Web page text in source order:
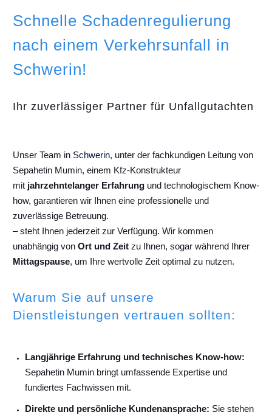
Schnelle Schadenregulierung
nach einem Verkehrsunfall in
Schwerin!
Ihr zuverlässiger Partner für Unfallgutachten
Unser Team in Schwerin, unter der fachkundigen Leitung von
Sepahetin Mumin, einem Kfz-Konstrukteur
mit jahrzehntelanger Erfahrung und technologischem Know-
how, garantieren wir Ihnen eine professionelle und
zuverlässige Betreuung.
– steht Ihnen jederzeit zur Verfügung. Wir kommen
unabhängig von Ort und Zeit zu Ihnen, sogar während Ihrer
Mittagspause, um Ihre wertvolle Zeit optimal zu nutzen.
Warum Sie auf unsere
Dienstleistungen vertrauen sollten:
Langjährige Erfahrung und technisches Know-how:
Sepahetin Mumin bringt umfassende Expertise und
fundiertes Fachwissen mit.
Direkte und persönliche Kundenansprache: Sie stehen